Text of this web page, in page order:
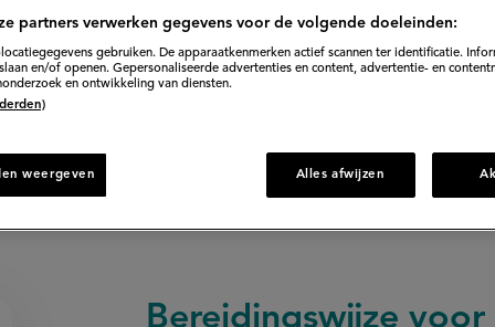
mozzarella'
90 min. voorbereiden
Bereidingswijze voor
partners verwerken gegevens voor de volgende doeleinden:
gebruiken. De apparaatkenmerken actief scannen ter identificatie.
en/of openen. Gepersonaliseerde advertenties en content, advertentie- en
en ontwikkeling van diensten.
weergeven Alles afwijzen